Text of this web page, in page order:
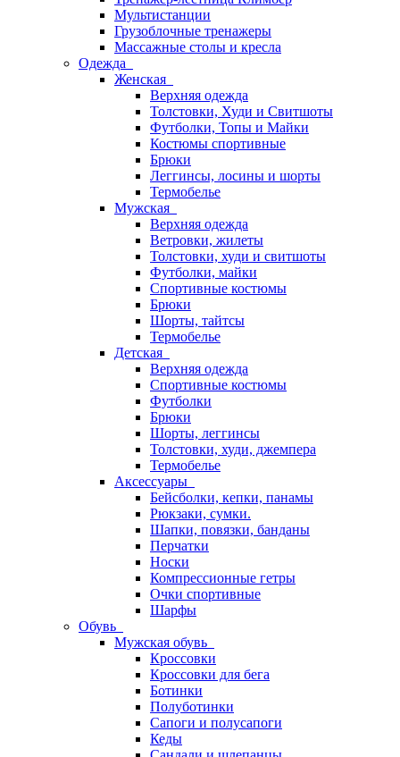
Мультистанции
Грузоблочные тренажеры
Массажные столы и кресла
Одежда
Женская
Верхняя одежда
Толстовки, Худи и Свитшоты
Футболки, Топы и Майки
Костюмы спортивные
Брюки
Леггинсы, лосины и шорты
Термобелье
Мужская
Верхняя одежда
Ветровки, жилеты
Толстовки, худи и свитшоты
Футболки, майки
Спортивные костюмы
Брюки
Шорты, тайтсы
Термобелье
Детская
Верхняя одежда
Спортивные костюмы
Футболки
Брюки
Шорты, леггинсы
Толстовки, худи, джемпера
Термобелье
Аксессуары
Бейсболки, кепки, панамы
Рюкзаки, сумки.
Шапки, повязки, банданы
Перчатки
Носки
Компрессионные гетры
Очки спортивные
Шарфы
Обувь
Мужская обувь
Кроссовки
Кроссовки для бега
Ботинки
Полуботинки
Сапоги и полусапоги
Кеды